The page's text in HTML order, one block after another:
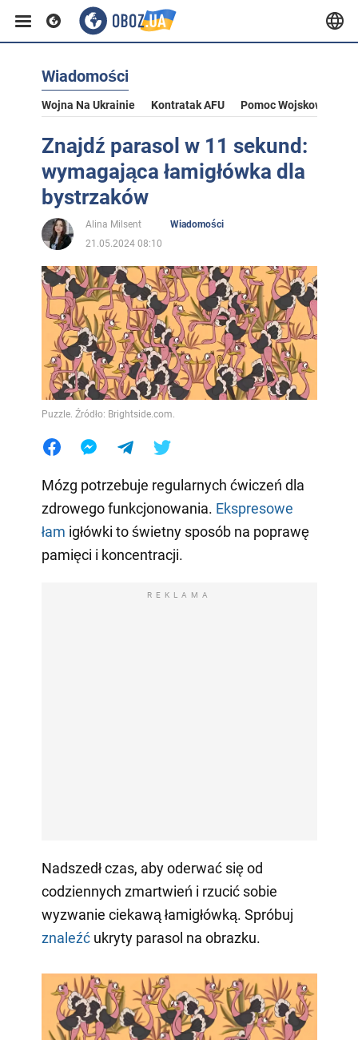
Wiadomości
Wojna Na Ukrainie Kontratak AFU Pomoc Wojskowa Dla
Znajdź parasol w 11 sekund:
wymagająca łamigłówka dla
bystrzaków
Alina Milsent
Wiadomości
21.05.2024 08:10
Puzzle. Źródło: Brightside.com.
Mózg potrzebuje regularnych ćwiczeń dla
zdrowego funkcjonowania. Ekspresowe
łam igłówki to świetny sposób na poprawę
pamięci i koncentracji.
REKLAMA
Nadszedł czas, aby oderwać się od
codziennych zmartwień i rzucić sobie
wyzwanie ciekawą łamigłówką. Spróbuj
znaleźćukryty parasol na obrazku.